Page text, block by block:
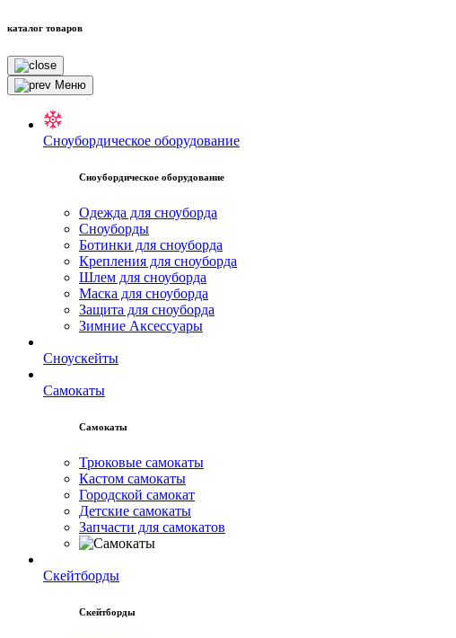
каталог товаров
Меню
Сноубордическое оборудование
Сноубордическое оборудование
Одежда для сноуборда
Сноуборды
Ботинки для сноуборда
Крепления для сноуборда
Шлем для сноуборда
Маска для сноуборда
Защита для сноуборда
Зимние Аксессуары
Сноускейты
Самокаты
Самокаты
Трюковые самокаты
Кастом самокаты
Городской самокат
Детские самокаты
Запчасти для самокатов
Скейтборды
Скейтборды